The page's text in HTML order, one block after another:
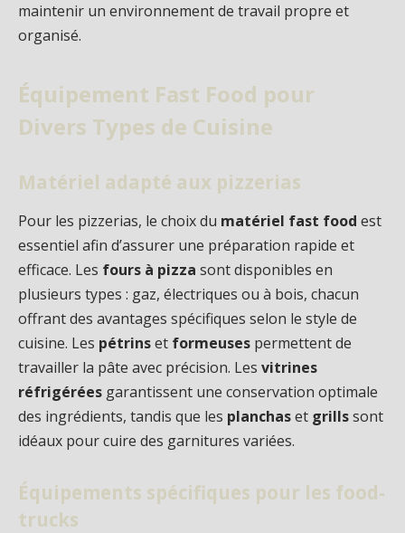
maintenir un environnement de travail propre et
organisé.
Équipement Fast Food pour
Divers Types de Cuisine
Matériel adapté aux pizzerias
Pour les pizzerias, le choix du matériel fast food est
essentiel afin d’assurer une préparation rapide et
efficace. Les fours à pizza sont disponibles en
plusieurs types : gaz, électriques ou à bois, chacun
offrant des avantages spécifiques selon le style de
cuisine. Les pétrinset formeuses permettent de
travailler la pâte avec précision. Les vitrines
réfrigérées garantissent une conservation optimale
des ingrédients, tandis que les planchaset grillssont
idéaux pour cuire des garnitures variées.
Équipements spécifiques pour les food-
trucks